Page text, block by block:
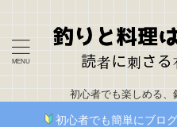
初心者でも楽しめる、
初心者でも簡単にブ